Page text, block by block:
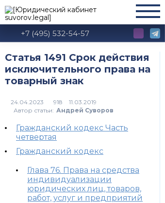
+7 (495) 532-54-57
Статья 1491 Срок действия
исключительного права на
товарный знак
918
Автор статьи: Андрей Суворов
Гражданский кодекс Часть
четвертая
Гражданский кодекс
Глава 76. Права на средства
индивидуализации
юридических лиц, товаров,
работ, услуг и предприятий